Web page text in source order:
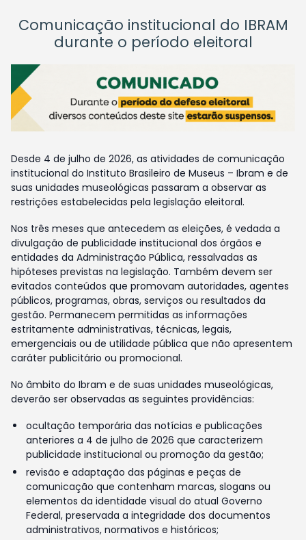
Comunicação institucional do IBRAM
durante o período eleitoral
Desde 4 de julho de 2026, as atividades de comunicação
institucional do Instituto Brasileiro de Museus – Ibram e de
suas unidades museológicas passaram a observar as
restrições estabelecidas pela legislação eleitoral.
Nos três meses que antecedem as eleições, é vedada a
divulgação de publicidade institucional dos órgãos e
entidades da Administração Pública, ressalvadas as
hipóteses previstas na legislação. Também devem ser
evitados conteúdos que promovam autoridades, agentes
públicos, programas, obras, serviços ou resultados da
gestão. Permanecem permitidas as informações
estritamente administrativas, técnicas, legais,
emergenciais ou de utilidade pública que não apresentem
caráter publicitário ou promocional.
No âmbito do Ibram e de suas unidades museológicas,
deverão ser observadas as seguintes providências:
ocultação temporária das notícias e publicações
anteriores a 4 de julho de 2026 que caracterizem
publicidade institucional ou promoção da gestão;
revisão e adaptação das páginas e peças de
comunicação que contenham marcas, slogans ou
elementos da identidade visual do atual Governo
Federal, preservada a integridade dos documentos
administrativos, normativos e históricos;